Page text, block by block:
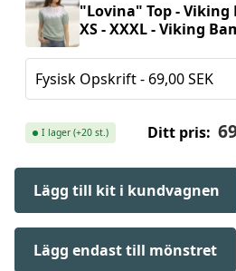
"Lovina" Top - Viking
XS - XXXL - Viking
Ditt pris:
I lager (+20 st.)
Lägg till kit i kundvagnen
Lägg endast till mönstret